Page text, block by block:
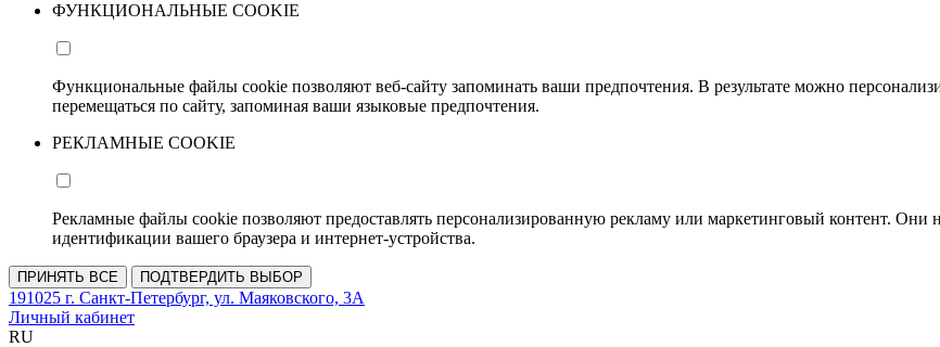
ФУНКЦИОНАЛЬНЫЕ COOKIE
Функциональные файлы cookie позволяют веб-сайту запоминать ваши предпочтения. В результате можно
перемещаться по сайту, запоминая ваши языковые предпочтения.
РЕКЛАМНЫЕ COOKIE
Рекламные файлы cookie позволяют предоставлять персонализированную рекламу или маркетинговый контент.
идентификации вашего браузера и интернет-устройства.
ПРИНЯТЬ ВСЕ ПОДТВЕРДИТЬ ВЫБОР
191025 г. Санкт-Петербург, ул. Маяковского, 3А
Личный кабинет
RU